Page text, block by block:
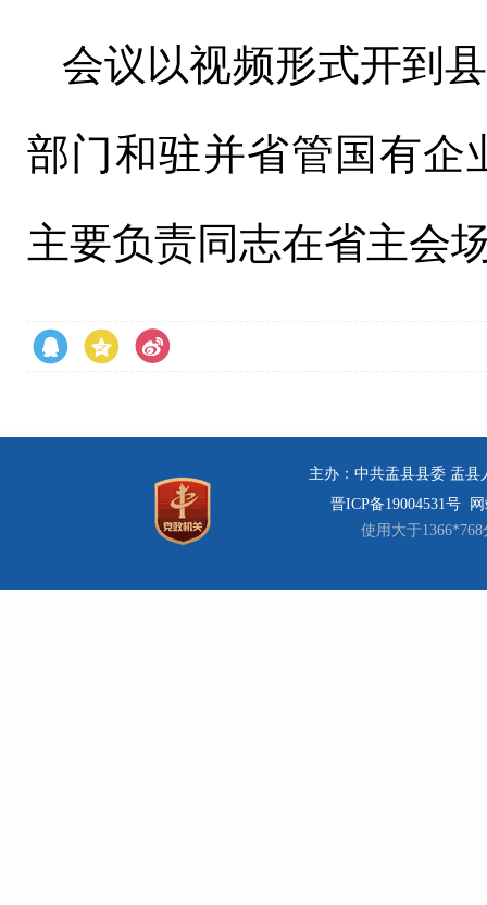
会议以视频形式开到
部门和驻并省管国有企
主要负责同志在省主会
主办：中共盂县县委 盂县
晋ICP备19004531号
使用大于